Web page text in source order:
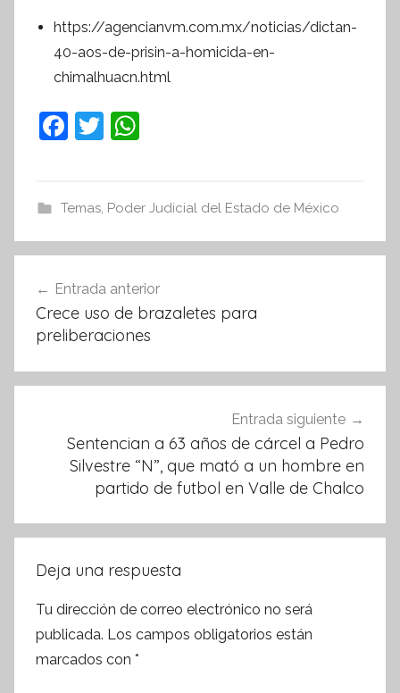
https://agencianvm.com.mx/noticias/dictan-
40-aos-de-prisin-a-homicida-en-
chimalhuacn.html
F
e
b
o
k
T
er s
A
p
Temas, Poder Judicial del Estado de México
de
entradas
Entrada anterior
Crece uso de brazaletes para
preliberaciones
Entrada siguiente
Sentencian a 63 años de cárcel a Pedro
Silvestre “N”, que mató a un hombre en
partido de futbol en Valle de Chalco
Deja una respuesta
Tu dirección de correo electrónico no será
publicada. Los campos obligatorios están
marcados con *